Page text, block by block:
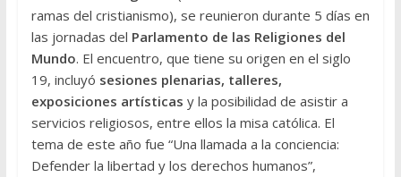
ramas del cristianismo), se reunieron durante 5 días en
las jornadas del Parlamento de las Religiones del
Mundo. El encuentro, que tiene su origen en el siglo
19, incluyó sesiones plenarias, talleres,
exposiciones artísticas y la posibilidad de asistir a
servicios religiosos, entre ellos la misa católica. El
tema de este año fue “Una llamada a la conciencia:
Defender la libertad y los derechos humanos”,